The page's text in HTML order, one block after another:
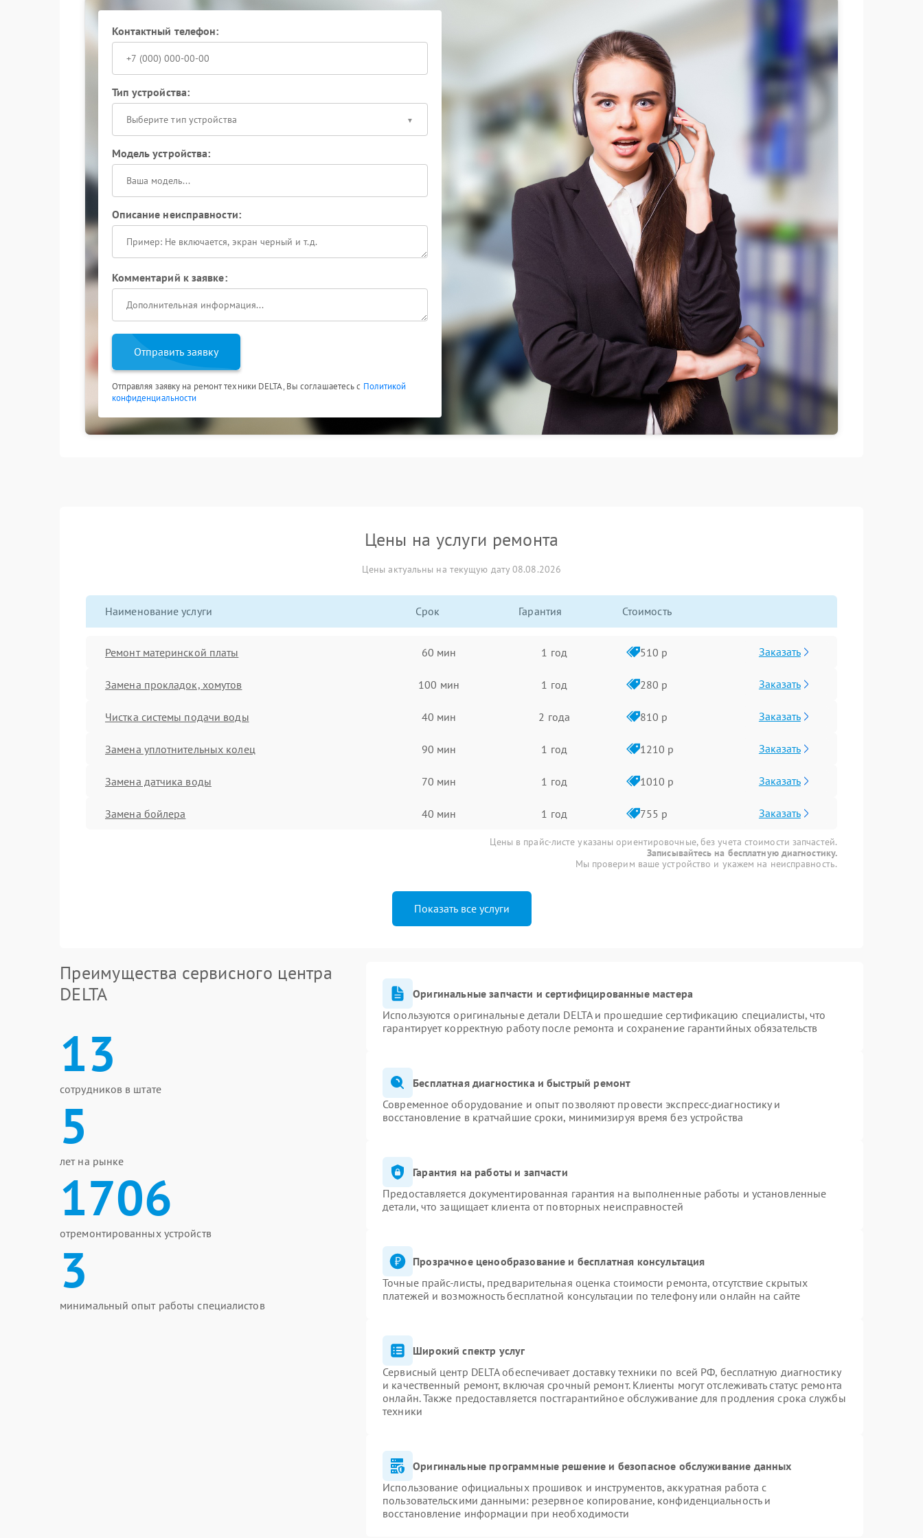
Это позволяет вернуть нормальную работу кофемашины Delta и сохранить качество приготовления
Контактный телефон:
Тип устройства:
Выберите тип устройства
Модель устройства:
Описание неисправности:
Комментарий к заявке:
Отправить заявку
Отправляя заявку на ремонт техники DELTA, Вы соглашаетесь с Политикой
конфиденциальности
Цены на услуги ремонта
Цены актуальны на текущую дату 08.08.2026
Наименование услуги Срок Гарантия Стоимость
Ремонт материнской платы 60 мин 1 год 510 р Заказать
Замена прокладок, хомутов 100 мин 1 год 280 р Заказать
Чистка системы подачи воды 40 мин 2 года 810 р Заказать
Замена уплотнительных колец 90 мин 1 год 1210 р Заказать
Замена датчика воды 70 мин 1 год 1010 р Заказать
Замена бойлера 40 мин 1 год 755 р Заказать
Цены в прайс-листе указаны ориентировочные, без учета стоимости запчастей.
Записывайтесь на бесплатную диагностику.
Мы проверим ваше устройство и укажем на неисправность.
Показать все услуги
Преимущества сервисного центра
DELTA
13
сотрудников в штате
5
лет на рынке
1706
отремонтированных устройств
3
минимальный опыт работы специалистов
Оригинальные запчасти и сертифицированные мастера
Используются оригинальные детали DELTA и прошедшие сертификацию специалисты, что
гарантирует корректную работу после ремонта и сохранение гарантийных обязательств
Бесплатная диагностика и быстрый ремонт
Современное оборудование и опыт позволяют провести экспресс-диагностику и
восстановление в кратчайшие сроки, минимизируя время без устройства
Гарантия на работы и запчасти
Предоставляется документированная гарантия на выполненные работы и установленные
детали, что защищает клиента от повторных неисправностей
Прозрачное ценообразование и бесплатная консультация
Точные прайс-листы, предварительная оценка стоимости ремонта, отсутствие скрытых
платежей и возможность бесплатной консультации по телефону или онлайн на сайте
Широкий спектр услуг
Сервисный центр DELTA обеспечивает доставку техники по всей РФ, бесплатную диагностику
и качественный ремонт, включая срочный ремонт. Клиенты могут отслеживать статус ремонта
онлайн. Также предоставляется постгарантийное обслуживание для продления срока службы
техники
Оригинальные программные решение и безопасное обслуживание данных
Использование официальных прошивок и инструментов, аккуратная работа с
пользовательскими данными: резервное копирование, конфиденциальность и
восстановление информации при необходимости